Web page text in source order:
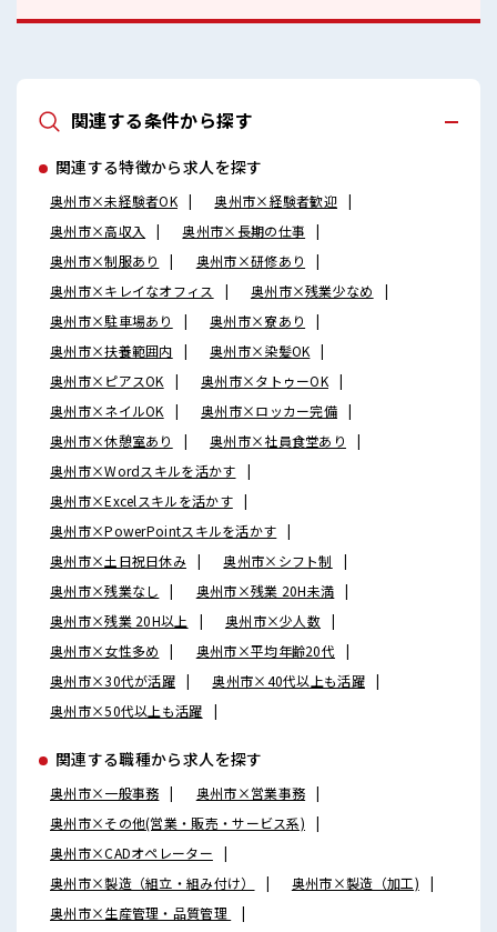
関連する条件から探す
関連する特徴から求人を探す
奥州市×未経験者OK
奥州市×経験者歓迎
奥州市×高収入
奥州市×長期の仕事
奥州市×制服あり
奥州市×研修あり
奥州市×キレイなオフィス
奥州市×残業少なめ
奥州市×駐車場あり
奥州市×寮あり
奥州市×扶養範囲内
奥州市×染髪OK
奥州市×ピアスOK
奥州市×タトゥーOK
奥州市×ネイルOK
奥州市×ロッカー完備
奥州市×休憩室あり
奥州市×社員食堂あり
奥州市×Wordスキルを活かす
奥州市×Excelスキルを活かす
奥州市×PowerPointスキルを活かす
奥州市×土日祝日休み
奥州市×シフト制
奥州市×残業なし
奥州市×残業 20H未満
奥州市×残業 20H以上
奥州市×少人数
奥州市×女性多め
奥州市×平均年齢20代
奥州市×30代が活躍
奥州市×40代以上も活躍
奥州市×50代以上も活躍
関連する職種から求人を探す
奥州市×一般事務
奥州市×営業事務
奥州市×その他(営業・販売・サービス系)
奥州市×CADオペレーター
奥州市×製造（組立・組み付け）
奥州市×製造（加工)
奥州市×生産管理・品質管理